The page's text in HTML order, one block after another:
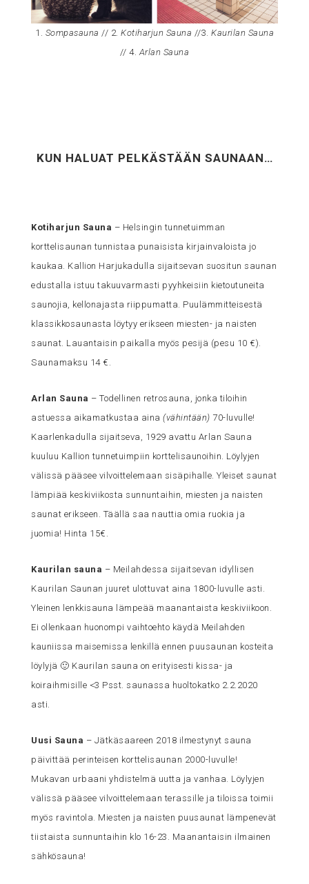
1. Sompasauna // 2. Kotiharjun Sauna //3. Kaurilan Sauna
// 4. Arlan Sauna
KUN HALUAT PELKÄSTÄÄN SAUNAAN…
Kotiharjun Sauna – Helsingin tunnetuimman
korttelisaunan tunnistaa punaisista kirjainvaloista jo
kaukaa. Kallion Harjukadulla sijaitsevan suositun saunan
edustalla istuu takuuvarmasti pyyhkeisiin kietoutuneita
saunojia, kellonajasta riippumatta. Puulämmitteisestä
klassikkosaunasta löytyy erikseen miesten- ja naisten
saunat. Lauantaisin paikalla myös pesijä (pesu 10 €).
Saunamaksu 14 €.
Arlan Sauna – Todellinen retrosauna, jonka tiloihin
astuessa aikamatkustaa aina(vähintään) 70-luvulle!
Kaarlenkadulla sijaitseva, 1929 avattu Arlan Sauna
kuuluu Kallion tunnetuimpiin korttelisaunoihin. Löylyjen
välissä pääsee vilvoittelemaan sisäpihalle. Yleiset saunat
lämpiää keskiviikosta sunnuntaihin, miesten ja naisten
saunat erikseen. Täällä saa nauttia omia ruokia ja
juomia! Hinta 15€.
Kaurilan sauna – Meilahdessa sijaitsevan idyllisen
Kaurilan Saunan juuret ulottuvat aina 1800-luvulle asti.
Yleinen lenkkisauna lämpeää maanantaista keskiviikoon.
Ei ollenkaan huonompi vaihtoehto käydä Meilahden
kauniissa maisemissa lenkillä ennen puusaunan kosteita
löylyjä 🙂 Kaurilan sauna on erityisesti kissa- ja
koiraihmisille <3 Psst. saunassa huoltokatko 2.2.2020
asti.
Uusi Sauna – Jätkäsaareen 2018 ilmestynyt sauna
päivittää perinteisen korttelisaunan 2000-luvulle!
Mukavan urbaani yhdistelmä uutta ja vanhaa. Löylyjen
välissä pääsee vilvoittelemaan terassille ja tiloissa toimii
myös ravintola. Miesten ja naisten puusaunat lämpenevät
tiistaista sunnuntaihin klo 16-23. Maanantaisin ilmainen
sähkösauna!